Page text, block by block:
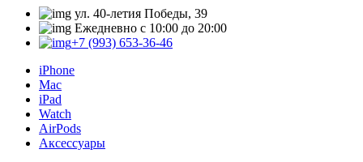
ул. 40-летия Победы, 39
Ежедневно с 10:00 до 20:00
+7 (993) 653-36-46
iPhone
Mac
iPad
Watch
AirPods
Аксессуары